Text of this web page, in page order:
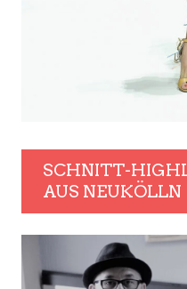
SCHNITT-
AUS NEUKÖLLN